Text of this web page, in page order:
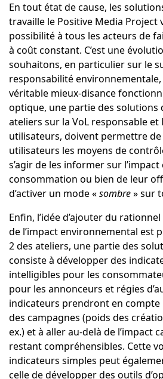
En tout état de cause, les
travaille le Positive Media Project
possibilité à tous les acteurs de
à coût constant. C’est une
souhaitons, en particulier sur le
responsabilité
véritable mieux-disance
optique, une partie des solutions
ateliers sur la VoL responsable et
utilisateurs, doivent permettre
utilisateurs les moyens de
s’agir de les informer sur
consommation ou bien de leur
d’activer un mode «sombre» sur
Enfin, l’idée d’ajouter du
de l’impact environnemental est
2 des ateliers, une partie des
consiste à développer des
intelligibles pour les
pour les annonceurs et régies
indicateurs prendront en compte
des campagnes (poids des
ex.) et à aller au-delà de l’impact
restant compréhensibles. Cette
indicateurs simples peut
celle de développer des outils